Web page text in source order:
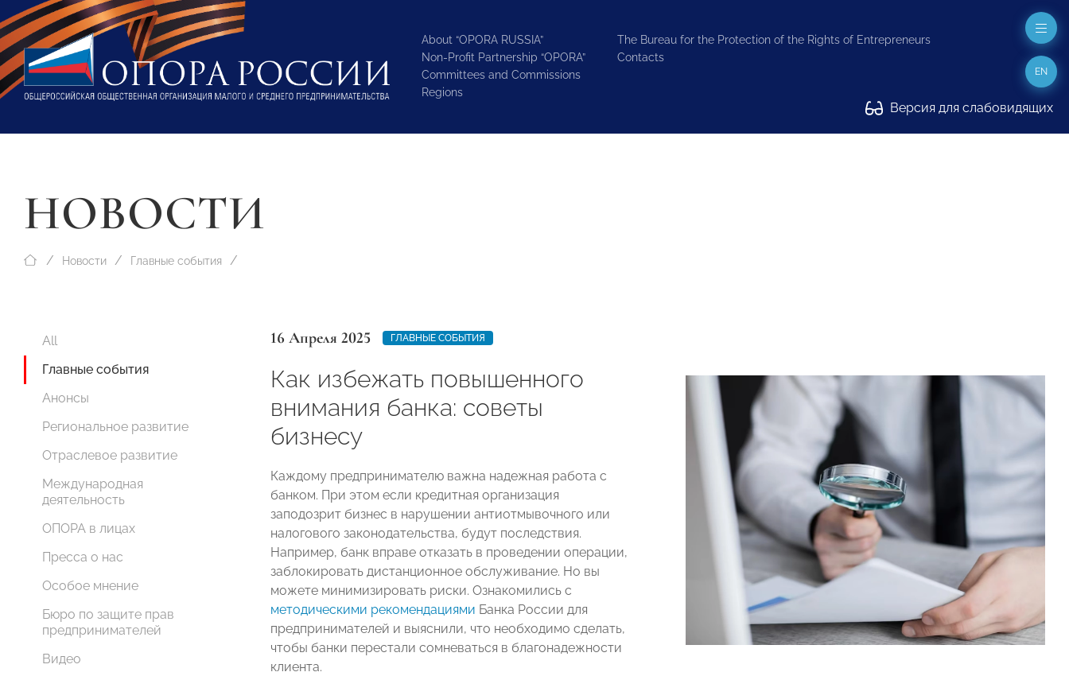
About “OPORA RUSSIA”
Non-Profit Partnership “OPORA”
Committees and Commissions
Regions
The Bureau for the Protection of the Rights of Entrepreneurs
Contacts
Версия для слабовидящих
EN
НОВОСТИ
Новости Главные события
All
Главные события
Анонсы
Региональное развитие
Отраслевое развитие
Международная
деятельность
ОПОРА в лицах
Пресса о нас
Особое мнение
Бюро по защите прав
предпринимателей
Видео
16 Апреля 2025 ГЛАВНЫЕ СОБЫТИЯ
Как избежать повышенного
внимания банка: советы
бизнесу
Каждому предпринимателю важна надежная работа с
банком. При этом если кредитная организация
заподозрит бизнес в нарушении антиотмывочного или
налогового законодательства, будут последствия.
Например, банк вправе отказать в проведении операции,
заблокировать дистанционное обслуживание. Но вы
можете минимизировать риски. Ознакомились с
методическими рекомендациями Банка России для
предпринимателей и выяснили, что необходимо сделать,
чтобы банки перестали сомневаться в благонадежности
клиента.